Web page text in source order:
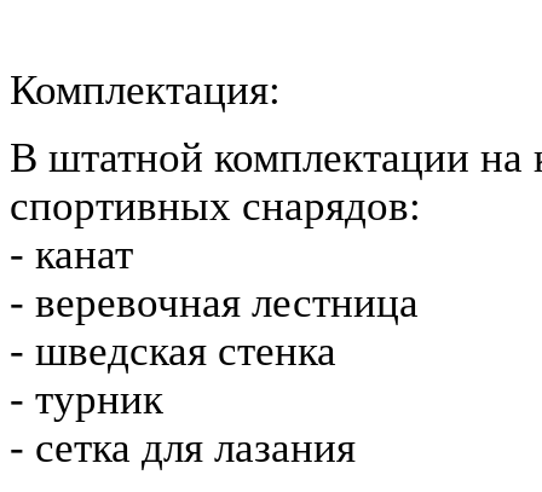
Комплектация:
В штатной комплектации на
спортивных снарядов:
- канат
- веревочная лестница
- шведская стенка
- турник
- сетка для лазания